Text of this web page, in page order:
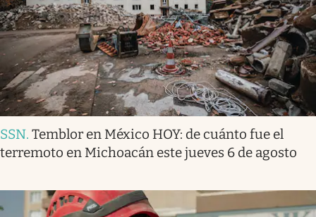
SSN. Temblor en México HOY: de cuánto fue el
terremoto en Michoacán este jueves 6 de agosto